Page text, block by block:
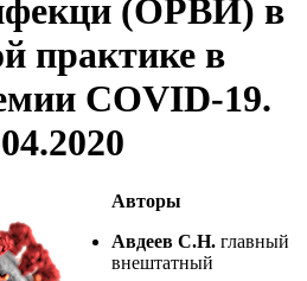
(ОРВИ) в
практике в
COVID-19.
Авторы
Авдеев С.Н. главный
внештатный